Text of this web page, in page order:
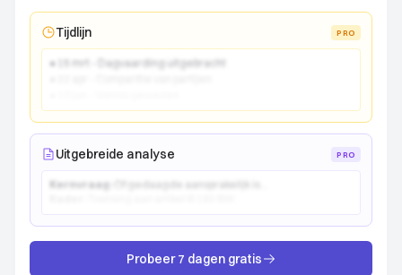
Tijdlijn PRO
● 15 mrt - Dagvaarding uitgebracht
Uitgebreide analyse PRO
Kernvraag:
Probeer 7 dagen gratis